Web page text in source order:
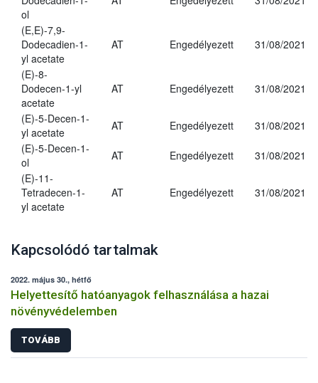
ol
(E,E)-7,9-
Dodecadien-1-
yl acetate
AT Engedélyezett 31/08/2021
(E)-8-
Dodecen-1-yl
acetate
AT Engedélyezett 31/08/2021
(E)-5-Decen-1-
yl acetate
AT Engedélyezett
31/08/2021
(E)-5-Decen-1-
ol
AT Engedélyezett
31/08/2021
(E)-11-
Tetradecen-1-
yl acetate
AT Engedélyezett 31/08/2021
Kapcsolódó tartalmak
2022. május 30., hétfő
Helyettesítő hatóanyagok felhasználása a hazai
növényvédelemben
TOVÁBB